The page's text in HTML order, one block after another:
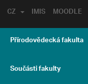
IMIS MOODLE
CZ
Přírodovědecká fakulta
Součásti fakulty